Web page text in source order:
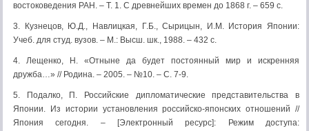
востоковедения РАН. – Т. 1. С древнейших времен до 1868 г. – 659 с.
3. Кузнецов, Ю.Д., Навлицкая, Г.Б., Сырицын, И.М. История Японии:
Учеб. для студ. вузов. – М.: Высш. шк., 1988. – 432 с.
4. Лещенко, Н. «Отныне да будет постоянный мир и искренняя
дружба…» // Родина. – 2005. – №10. – С. 7-9.
5. Подалко, П. Российские дипломатические представительства в
Японии. Из истории установления российско-японских отношений //
Япония сегодня. – [Электронный ресурс]: Режим доступа: